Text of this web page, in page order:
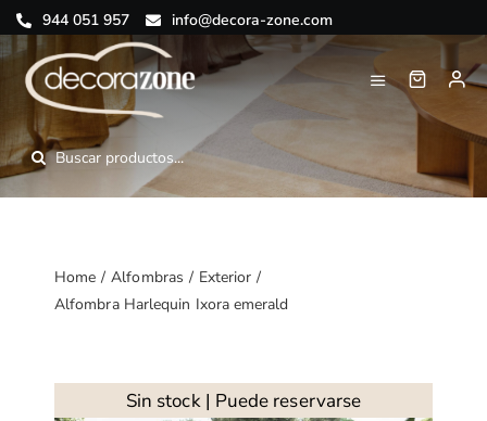
Saltar
al
contenido
944 051 957 info@decora-zone.com
Buscar:
Toggle
Navigation
Inicio
Nosotros
Blog
Home Alfombras
Exterior
Alfombra Harlequin Ixora emerald
Sin stock | Puede reservarse